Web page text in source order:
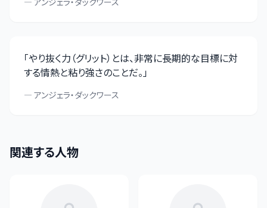
「やり抜く力（グリット）とは、非常に長期的な目標に対
する情熱と粘り強さのことだ。」
— アンジェラ・ダックワース
関連する人物